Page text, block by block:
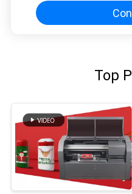
Top